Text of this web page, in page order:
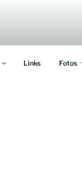
Links Fotos